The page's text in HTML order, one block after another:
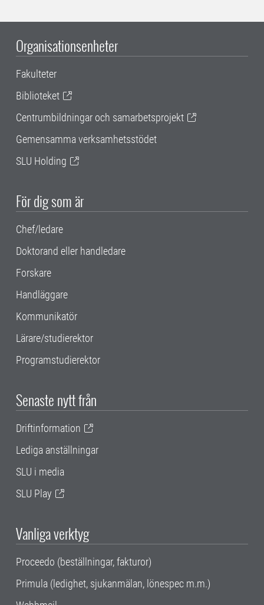
Organisationsenheter
Fakulteter
Biblioteket
Centrumbildningar och samarbetsprojekt
Gemensamma verksamhetsstödet
SLU Holding
För dig som är
Chef/ledare
Doktorand eller handledare
Forskare
Handläggare
Kommunikatör
Lärare/studierektor
Programstudierektor
Senaste nytt från
Driftinformation
Lediga anställningar
SLU i media
SLU Play
Vanliga verktyg
Proceedo (beställningar, fakturor)
Primula (ledighet, sjukanmälan, lönespec m.m.)